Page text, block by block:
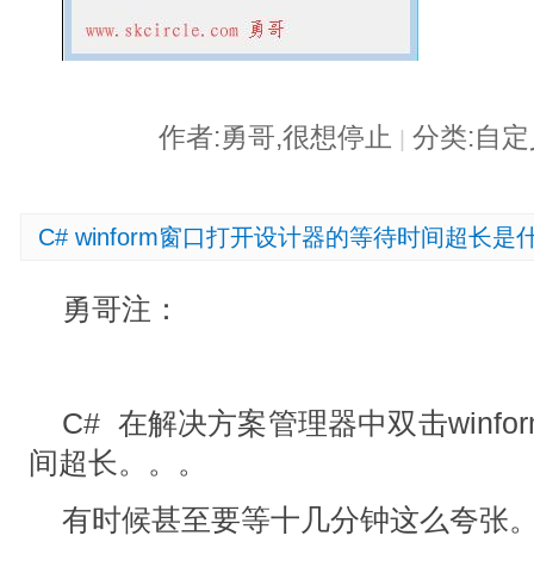
作者:勇哥,很想停止 分类:自
C# winform窗口打开设计器的等待时间超长是
勇哥注：
C# 在解决方案管理器中双击
间超长。。。
有时候甚至要等十几分钟这么夸张